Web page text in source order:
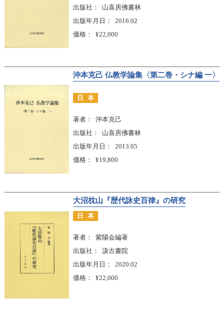
出版社
山喜房佛書林
出版年月日
2016.02
価格
¥22,000
沖本克己 仏教学論集〈第二巻・シナ編 一〉
日本
著者
沖本克己
出版社
山喜房佛書林
出版年月日
2013.05
価格
¥19,800
大沼枕山『歴代詠史百律』の研究
日本
著者
紫陽会編著
出版社
汲古書院
出版年月日
2020.02
価格
¥22,000